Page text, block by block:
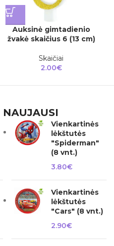
Auksinė gimtadienio
žvakė skaičius 6 (13 cm)
Skaičiai
2.00€
NAUJAUSI
Vienkartinės
lėkštutės
"Spiderman"
(8 vnt.)
3.80€
Vienkartinės
lėkštutės
"Cars" (8 vnt.)
2.90€